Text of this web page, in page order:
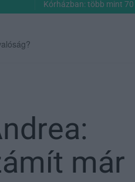
Kórházban: több mint 70
már